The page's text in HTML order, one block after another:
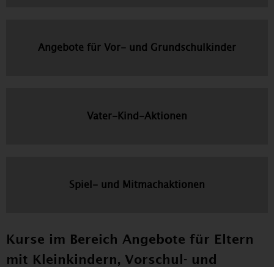
Angebote für Vor- und Grundschulkinder
Vater-Kind-Aktionen
Spiel- und Mitmachaktionen
Kurse im Bereich Angebote für Eltern
mit Kleinkindern, Vorschul- und